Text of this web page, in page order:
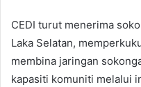
CEDI turut menerima
Laka Selatan,
membina jaringan
kapasiti komuniti melalui